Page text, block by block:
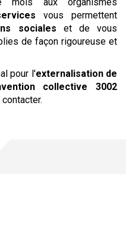
mois aux organismes
vous permettent
sociales et de vous
de façon rigoureuse et
pour l'externalisation de
collective3002